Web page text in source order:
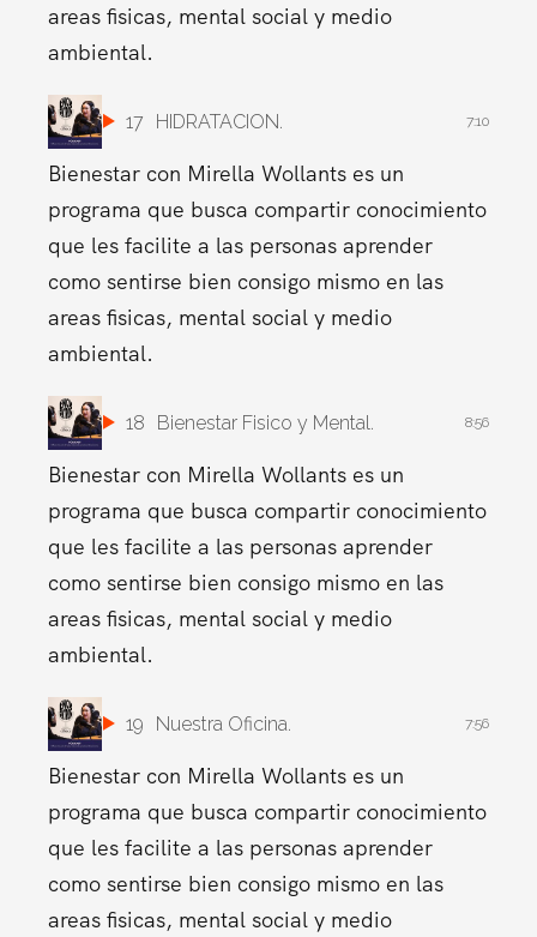
areas fisicas, mental social y medio
ambiental.
17 HIDRATACION. 7:10
Bienestar con Mirella Wollants es un
programa que busca compartir conocimiento
que les facilite a las personas aprender
como sentirse bien consigo mismo en las
areas fisicas, mental social y medio
ambiental.
18 Bienestar Fisico y Mental. 8:56
Bienestar con Mirella Wollants es un
programa que busca compartir conocimiento
que les facilite a las personas aprender
como sentirse bien consigo mismo en las
areas fisicas, mental social y medio
ambiental.
19 Nuestra Oficina. 7:56
Bienestar con Mirella Wollants es un
programa que busca compartir conocimiento
que les facilite a las personas aprender
como sentirse bien consigo mismo en las
areas fisicas, mental social y medio